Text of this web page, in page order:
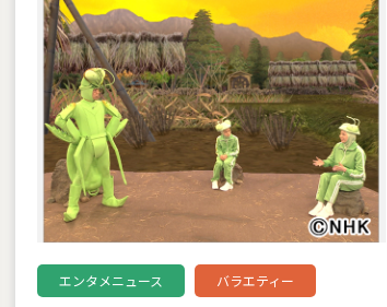
エンタメニュース バラエティー